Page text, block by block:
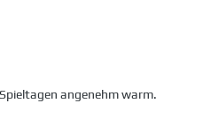
angenehm warm.